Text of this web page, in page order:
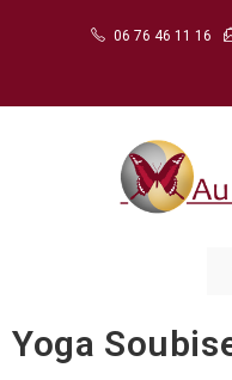
06 76 46 11 16
Yoga